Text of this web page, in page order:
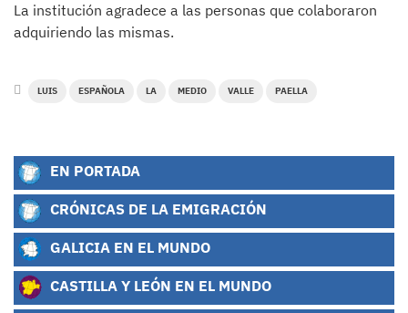
La institución agradece a las personas que colaboraron
adquiriendo las mismas.
LUIS ESPAÑOLA LA MEDIO VALLE PAELLA
EN PORTADA
CRÓNICAS DE LA EMIGRACIÓN
GALICIA EN EL MUNDO
CASTILLA Y LEÓN EN EL MUNDO